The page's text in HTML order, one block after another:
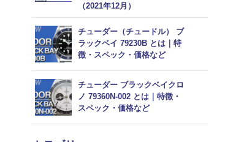
（2021年12月）
チューダー（チュードル） ブ
ラックベイ 79230B とは｜特
徴・スペック・価格など
チューダー ブラックベイクロ
ノ 79360N-002 とは｜特徴・
スペック・価格など